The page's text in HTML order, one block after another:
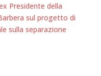
Presidente della
sul progetto di
sulla separazione